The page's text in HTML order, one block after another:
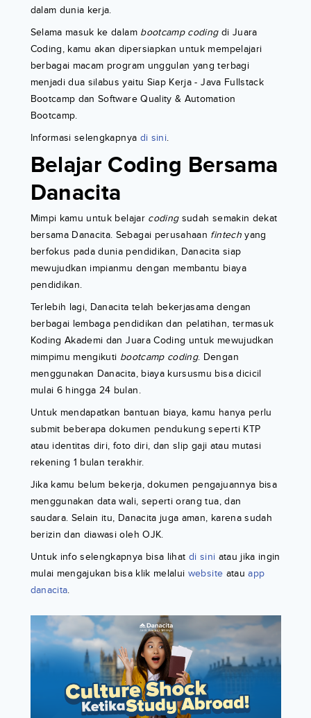
dalam dunia kerja.
Selama masuk ke dalam bootcamp codingdi Juara
Coding, kamu akan dipersiapkan untuk mempelajari
berbagai macam program unggulan yang terbagi
menjadi dua silabus yaitu Siap Kerja - Java Fullstack
Bootcamp dan Software Quality & Automation
Bootcamp.
Informasi selengkapnya di sini.
Belajar Coding Bersama
Danacita
Mimpi kamu untuk belajar codingsudah semakin dekat
bersama Danacita. Sebagai perusahaan fintechyang
berfokus pada dunia pendidikan, Danacita siap
mewujudkan impianmu dengan membantu biaya
pendidikan.
Terlebih lagi, Danacita telah bekerjasama dengan
berbagai lembaga pendidikan dan pelatihan, termasuk
Koding Akademi dan Juara Coding untuk mewujudkan
mimpimu mengikuti bootcamp coding. Dengan
menggunakan Danacita, biaya kursusmu bisa dicicil
mulai 6 hingga 24 bulan.
Untuk mendapatkan bantuan biaya, kamu hanya perlu
submit beberapa dokumen pendukung seperti KTP
atau identitas diri, foto diri, dan slip gaji atau mutasi
rekening 1 bulan terakhir.
Jika kamu belum bekerja, dokumen pengajuannya bisa
menggunakan data wali, seperti orang tua, dan
saudara. Selain itu, Danacita juga aman, karena sudah
berizin dan diawasi oleh OJK.
Untuk info selengkapnya bisa lihat di sini atau jika ingin
mulai mengajukan bisa klik melalui website atau app
danacita.